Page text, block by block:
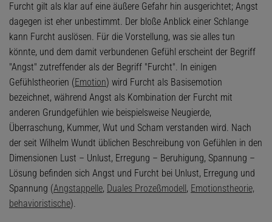
Furcht gilt als klar auf eine äußere Gefahr hin ausgerichtet; Angst
dagegen ist eher unbestimmt. Der bloße Anblick einer Schlange
kann Furcht auslösen. Für die Vorstellung, was sie alles tun
könnte, und dem damit verbundenen Gefühl erscheint der Begriff
"Angst" zutreffender als der Begriff "Furcht". In einigen
Gefühlstheorien (Emotion) wird Furcht als Basisemotion
bezeichnet, während Angst als Kombination der Furcht mit
anderen Grundgefühlen wie beispielsweise Neugierde,
Überraschung, Kummer, Wut und Scham verstanden wird. Nach
der seit Wilhelm Wundt üblichen Beschreibung von Gefühlen in den
Dimensionen Lust – Unlust, Erregung – Beruhigung, Spannung –
Lösung befinden sich Angst und Furcht bei Unlust, Erregung und
Spannung (Angstappelle, Duales Prozeßmodell, Emotionstheorie,
behavioristische).